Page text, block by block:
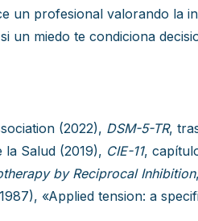
un profesional valorando la
un miedo te condiciona
(2022), DSM-5-TR,
la Salud (2019), CIE-11,
by Reciprocal Inhibition
«Applied tension: a